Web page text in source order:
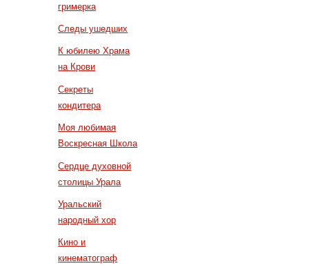
гримерка
Следы ушедших
К юбилею Храма
на Крови
Секреты
кондитера
Моя любимая
Воскресная Школа
Сердце духовной
столицы Урала
Уральский
народный хор
Кино и
кинематограф